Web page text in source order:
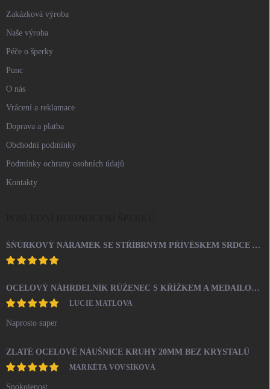
Zakázková výroba
Naše výroba
Péče o šperky
Punc
O nás
Vrácení a reklamace
Doprava a platba
Obchodní podmínky
Podmínky ochrany osobních údajů
Kontakty
ŠŇŮRKOVÝ NÁRAMEK SE STŘÍBRNÝM PŘÍVĚSKEM SRDCE A KRYSTALY SWAROVSKI CRYSTAL (STŘÍBRO 925/1000)
OCELOVÝ NÁHRDELNÍK RŮŽENEC S KŘÍŽKEM A MEDAILONEM
LUCIE MATLOVA
Naprosto super
ZLATÉ OCELOVÉ NÁUŠNICE KRUHY 20MM BEZ KRYSTALŮ
MARKÉTA VOVSÍKOVÁ
Spokojenost